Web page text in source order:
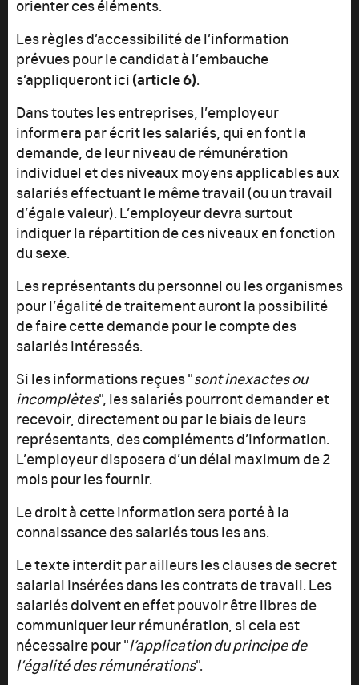
orienter ces éléments.
Les règles d’accessibilité de l’information
prévues pour le candidat à l’embauche
s’appliqueront ici(article 6).
Dans toutes les entreprises, l’employeur
informera par écrit les salariés, qui en font la
demande, de leur niveau de rémunération
individuel et des niveaux moyens applicables aux
salariés effectuant le même travail (ou un travail
d’égale valeur). L’employeur devra surtout
indiquer la répartition de ces niveaux en fonction
du sexe.
Les représentants du personnel ou les organismes
pour l’égalité de traitement auront la possibilité
de faire cette demande pour le compte des
salariés intéressés.
Si les informations reçues "sont inexactes ou
incomplètes", les salariés pourront demander et
recevoir, directement ou par le biais de leurs
représentants, des compléments d’information.
L’employeur disposera d’un délai maximum de 2
mois pour les fournir.
Le droit à cette information sera porté à la
connaissance des salariés tous les ans.
Le texte interdit par ailleurs les clauses de secret
salarial insérées dans les contrats de travail. Les
salariés doivent en effet pouvoir être libres de
communiquer leur rémunération, si cela est
nécessaire pour "l’application du principe de
l’égalité des rémunérations".